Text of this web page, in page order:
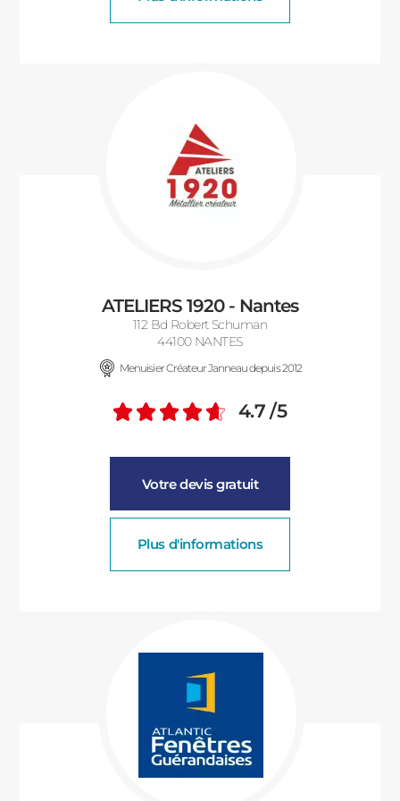
ATELIERS 1920 - Nantes
112 Bd Robert Schuman
44100 NANTES
Menuisier Créateur Janneau depuis 2012
Note moyenne :
4.7 /5
Votre devis gratuit
Plus d'informations